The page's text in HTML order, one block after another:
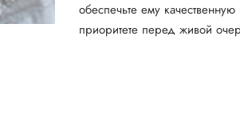
обеспечьте ему
приоритете перед живой